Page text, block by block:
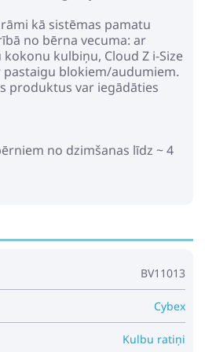
kā sistēmas pamatu
no bērna vecuma: ar
kulbiņu, Cloud Z i-Size
blokiem/audumiem.
produktus var iegādāties
no dzimšanas līdz ~ 4
no dzimšanas līdz 6-8
virsmām (ļauj viegli
stumšanas un vilkšanas
nepārtraukti darbojas, lai
atbalsta apjomu
kas atrodas aiz riteņiem
BV11013
Cybex
Kulbu ratiņi